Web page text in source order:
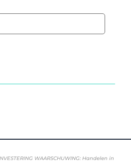
WAARSCHUWING: Handelen in